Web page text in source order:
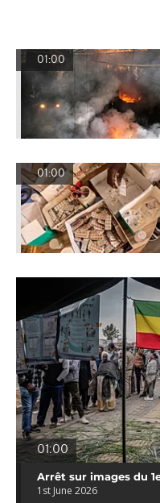
01:00
01:00
01:00
Arrêt sur images du
1st June 2026